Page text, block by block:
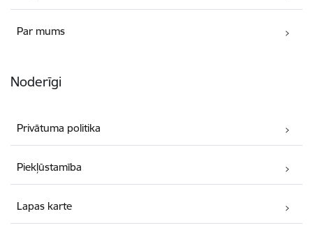
Par mums
Noderīgi
Privātuma politika
Piekļūstamība
Lapas karte